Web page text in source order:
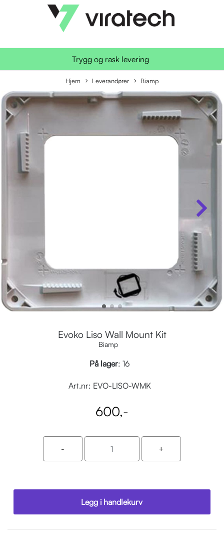
Trygg og rask levering
Hjem Leverandører Biamp
Evoko Liso Wall Mount Kit
Biamp
På lager: 16
Art.nr: EVO-LISO-WMK
600,-
Legg i handlekurv